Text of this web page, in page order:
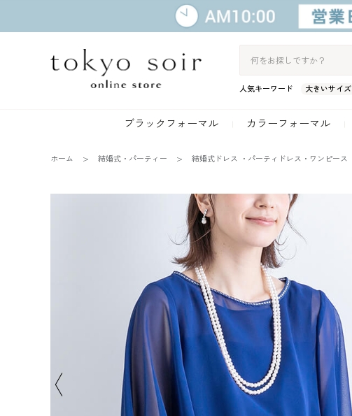
人気キーワード 大きいサイズ
ブラックフォーマル カラーフォーマル
ホーム 結婚式・パーティー 結婚式ドレス ・パーティドレス・ワンピース